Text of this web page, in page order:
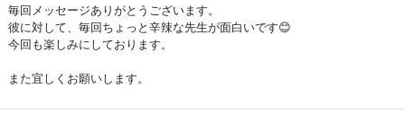
毎回メッセージありがとうございます。
彼に対して、毎回ちょっと辛辣な先生が面白いです😊
今回も楽しみにしております。
また宜しくお願いします。